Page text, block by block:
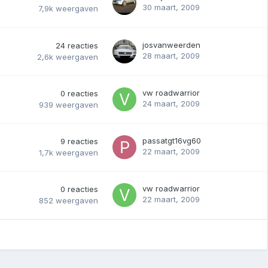
7,9k weergaven
30 maart, 2009
24 reacties
2,6k weergaven
josvanweerden
28 maart, 2009
0 reacties
939 weergaven
vw roadwarrior
24 maart, 2009
9 reacties
1,7k weergaven
passatgt16vg60
22 maart, 2009
0 reacties
852 weergaven
vw roadwarrior
22 maart, 2009